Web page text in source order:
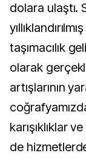
dolara ulaştı.
taşımacılık
olarak
artışlarının
karışıklıklar
de